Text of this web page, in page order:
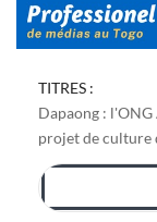
TITRES :
Dapaong : l'ONG
projet de culture